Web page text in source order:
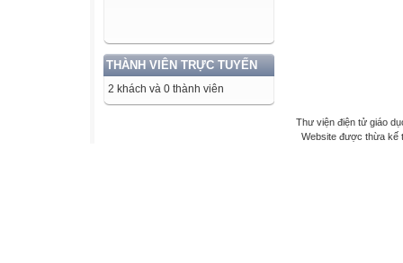
THÀNH VIÊN TRỰC TUYẾN
2 khách và 0 thành viên
Thư viện điện tử giáo
Website được thừa kế